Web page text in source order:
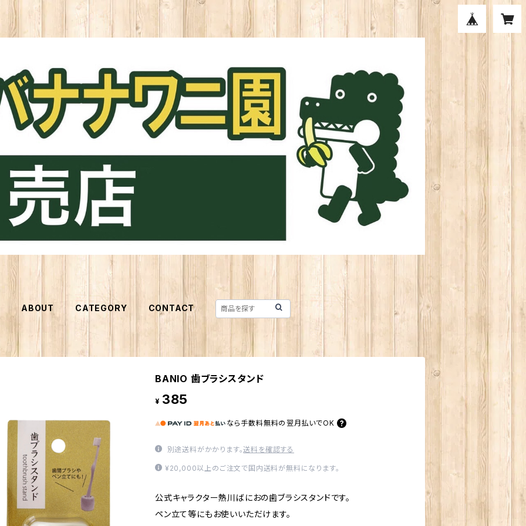
ABOUT CATEGORY CONTACT
BANIO 歯ブラシスタンド
¥ 385
なら 手数料無料の 翌月払いでOK
別途送料がかかります。送料を確認する
¥20,000以上のご注文で国内送料が無料になります。
公式キャラクター熱川ばにおの歯ブラシスタンドです。
ペン立て等にもお使いいただけます。